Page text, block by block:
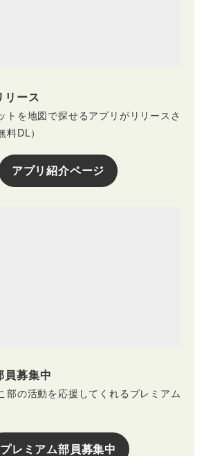
リース
トを地図で探せるアプリがリリースさ
DL）
アプリ紹介ページ
員募集中
部の活動を応援してくれるプレミアム
プレミアム部員募集中